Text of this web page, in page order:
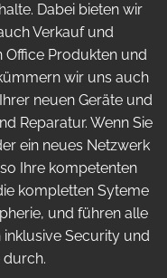
Dabei bieten wir
Verkauf und
Produkten und
wir uns auch
neuen Geräte und
Reparatur. Wenn Sie
ein neues Netzwerk
Ihre kompetenten
kompletten Syteme
und führen alle
Security und